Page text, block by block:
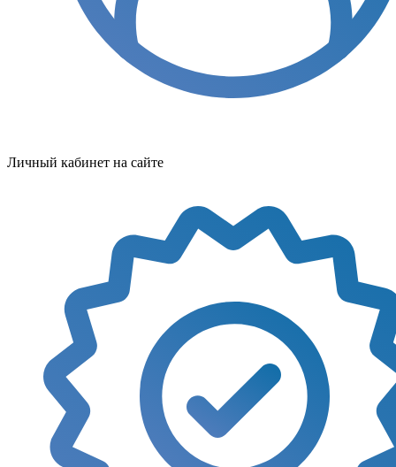
Личный кабинет на сайте